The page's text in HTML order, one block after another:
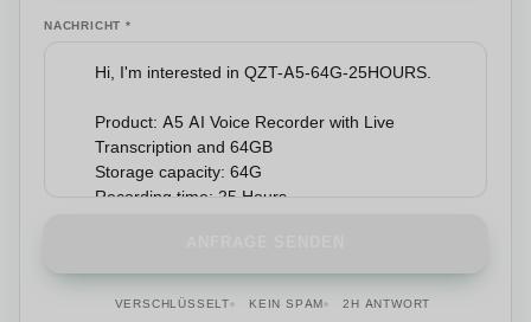
NACHRICHT *
VERSCHLÜSSELT KEIN SPAM 2H ANTWORT